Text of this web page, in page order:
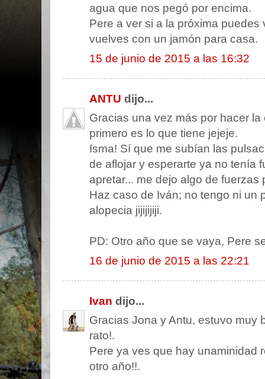
agua que nos pegó por encima.
Pere a ver si a la próxima
vuelves con un jamón para casa.
15 de junio de 2015 a las 16:32
ANTU dijo...
Gracias una vez más por hacer
primero es lo que tiene jejeje.
Isma! Sí que me subían las
de aflojar y esperarte ya no tenía
apretar... me dejo algo de
Haz caso de Iván; no tengo ni un
alopecia jijijijiji.
PD: Otro año que se vaya, Pere
16 de junio de 2015 a las 22:21
Ivan dijo...
Gracias Jona y Antu, estuvo muy
rato!.
Pere ya ves que hay unaminidad
otro año!!.